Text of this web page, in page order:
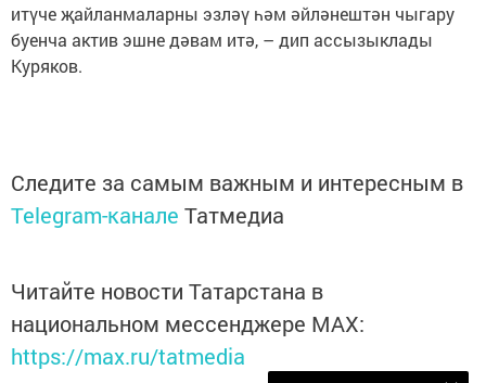
итүче җайланмаларны эзләү һәм әйләнештән чыгару
буенча актив эшне дәвам итә, – дип ассызыклады
Куряков.
Следите за самым важным и интересным в
Telegram-канале Татмедиа
Читайте новости Татарстана в
национальном мессенджере MАХ:
https://max.ru/tatmedia